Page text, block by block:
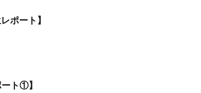
ポート】
ト①】